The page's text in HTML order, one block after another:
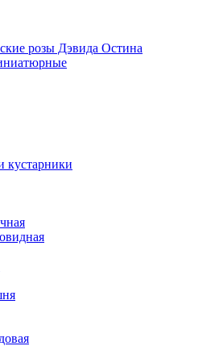
розы Дэвида Остина
кустарники